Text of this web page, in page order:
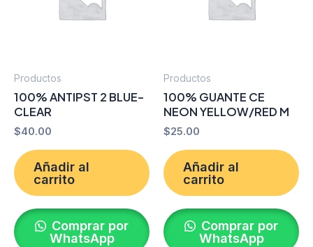
Productos
100% ANTIPST 2 BLUE-
CLEAR
$40.00
Añadir al
carrito
Comprar por
WhatsApp
Productos
100% GUANTE CE
NEON YELLOW/RED M
$25.00
Añadir al
carrito
Comprar por
WhatsApp